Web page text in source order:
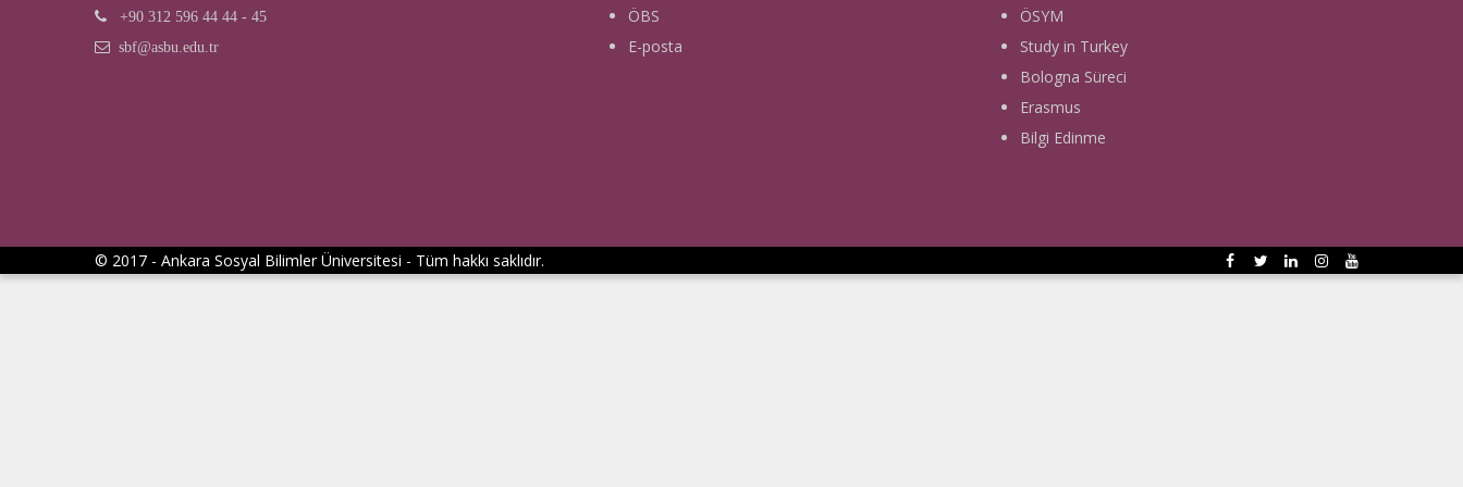
+90 312 596 44 44 - 45
sbf@asbu.edu.tr
ÖBS
E-posta
ÖSYM
Study in Turkey
Bologna Süreci
Erasmus
Bilgi Edinme
© 2017 - Ankara Sosyal Bilimler Üniversitesi - Tüm hakkı saklıdır.